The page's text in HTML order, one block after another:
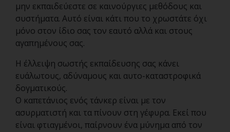
μην εκπαιδεύεστε σε καινούργιες μεθόδους και
συστήματα. Αυτό είναι κάτι που το χρωστάτε όχι
μόνο στον ίδιο σας τον εαυτό αλλά και στους
αγαπημένους σας.
Η έλλειψη σωστής εκπαίδευσης σας κάνει
ευάλωτους, αδύναμους και αυτο-καταστροφικά
δογματικούς.
Ο καπετάνιος ενός τάνκερ είναι με τον
ασυρματιστή και τα πίνουν στη γέφυρα. Εκεί που
είναι φτιαγμένοι, παίρνουν ένα μύνημα από τον